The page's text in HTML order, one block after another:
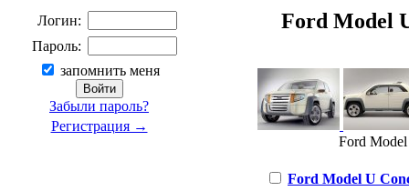
Логин:
Пароль:
запомнить меня
Забыли пароль?
Регистрация →
Ford Model
Ford
Ford Model U